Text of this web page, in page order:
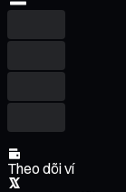
Theo dõi ví